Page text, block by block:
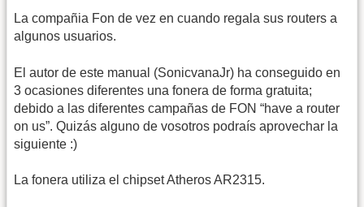
La compañia Fon de vez en cuando regala sus routers a
algunos usuarios.
El autor de este manual (SonicvanaJr) ha conseguido en
3 ocasiones diferentes una fonera de forma gratuita;
debido a las diferentes campañas de FON “have a router
on us”. Quizás alguno de vosotros podraís aprovechar la
siguiente :)
La fonera utiliza el chipset Atheros AR2315.